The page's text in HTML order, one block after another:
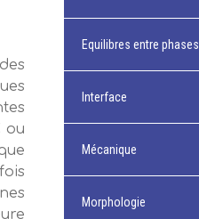
ou
Equilibres entre phases
Interface
Mécanique
Morphologie